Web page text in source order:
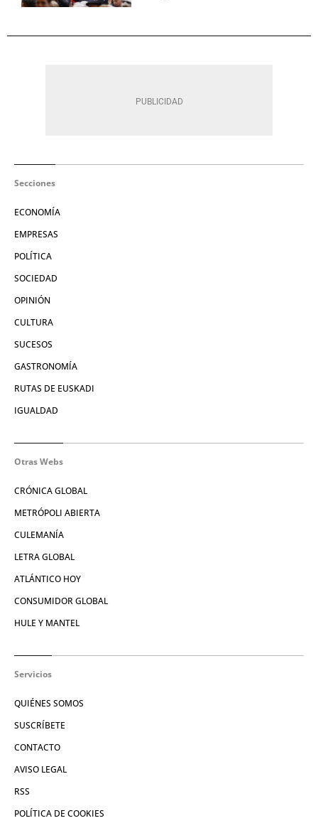
Secciones
ECONOMÍA
EMPRESAS
POLÍTICA
SOCIEDAD
OPINIÓN
CULTURA
SUCESOS
GASTRONOMÍA
RUTAS DE EUSKADI
IGUALDAD
Otras Webs
CRÓNICA GLOBAL
METRÓPOLI ABIERTA
CULEMANÍA
LETRA GLOBAL
ATLÁNTICO HOY
CONSUMIDOR GLOBAL
HULE Y MANTEL
Servicios
QUIÉNES SOMOS
SUSCRÍBETE
CONTACTO
AVISO LEGAL
RSS
POLÍTICA DE COOKIES